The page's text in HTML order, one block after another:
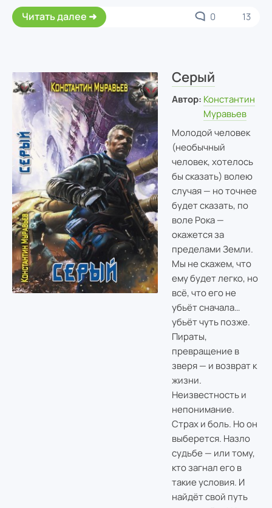
Читать далее 0 13
Серый
Автор: Константин
Муравьев
Молодой человек
(необычный
человек, хотелось
бы сказать) волею
случая — но точнее
будет сказать, по
воле Рока —
окажется за
пределами Земли.
Мы не скажем, что
ему будет легко, но
всё, что его не
убьёт сначала…
убьёт чуть позже.
Пираты,
превращение в
зверя — и возврат к
жизни.
Неизвестность и
непонимание.
Страх и боль. Но он
выберется. Назло
судьбе — или тому,
кто загнал его в
такие условия. И
найдёт свой путь